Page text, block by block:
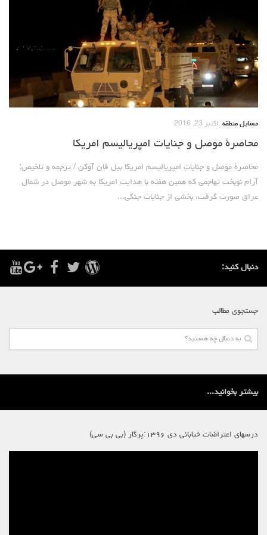
مسایل منطقه اکتبر 23, 2016
محاصرۀ موصل و جنایات امپریالیسم امریکا
محاصرۀ موصل و جنایات امپریالیسم امریکا بیل فان آوکن / ترجمه و تلخیص:
آرام نوبخت تهاجمی که همین هفته با هدایت امریکا به شهر موصل در شمال
عراق صورت گرفت، بخشی از جنایات جنگی...
دنبال کنید:
جستجوی مطالب
بیشتر بخوانید...
درسهای اعتراضات خیابانی دی ۱۳۹۶:پرگار (بی بی سی)